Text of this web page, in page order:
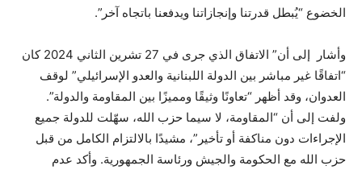
الخضوع “يُبطل قدرتنا وإنجازاتنا ويدفعنا باتجاه آخر”.
وأشار إلى أن” الاتفاق الذي جرى في 27 تشرين الثاني 2024 كان
“اتفاقًا غير مباشر بين الدولة اللبنانية والعدو الإسرائيلي” لوقف
العدوان، وقد أظهر “تعاونًا وثيقًا ومميزًا بين المقاومة والدولة”.
ولفت إلى أن “المقاومة، لا سيما حزب الله، سهّلت للدولة جميع
الإجراءات دون مناكفة أو تأخير”، مشيدًا بالالتزام الكامل من قبل
حزب الله مع الحكومة والجيش ورئاسة الجمهورية. وأكد عدم